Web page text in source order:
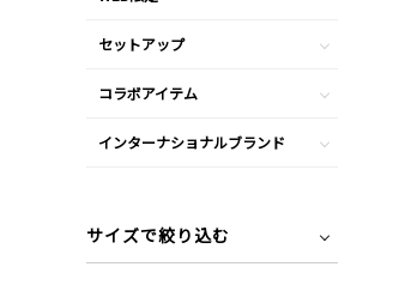
セットアップ
コラボアイテム
インターナショナルブランド
サイズで絞り込む